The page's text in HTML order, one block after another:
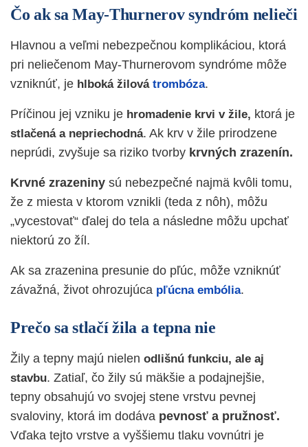
Čo ak sa May-Thurnerov syndróm nelieči
Hlavnou a veľmi nebezpečnou komplikáciou, ktorá
pri neliečenom May-Thurnerovom syndróme môže
vzniknúť, je hlboká žilová trombóza.
Príčinou jej vzniku je hromadenie krvi v žile, ktorá je
stlačená a nepriechodná. Ak krv v žile prirodzene
neprúdi, zvyšuje sa riziko tvorby krvných zrazenín.
Krvné zrazeniny sú nebezpečné najmä kvôli tomu,
že z miesta v ktorom vznikli (teda z nôh), môžu
„vycestovať“ ďalej do tela a následne môžu upchať
niektorú zo žíl.
Ak sa zrazenina presunie do pľúc, môže vzniknúť
závažná, život ohrozujúca pľúcna embólia.
Prečo sa stlačí žila a tepna nie
Žily a tepny majú nielen odlišnú funkciu, ale aj
stavbu. Zatiaľ, čo žily sú mäkšie a podajnejšie,
tepny obsahujú vo svojej stene vrstvu pevnej
svaloviny, ktorá im dodáva pevnosť a pružnosť.
Vďaka tejto vrstve a vyššiemu tlaku vovnútri je